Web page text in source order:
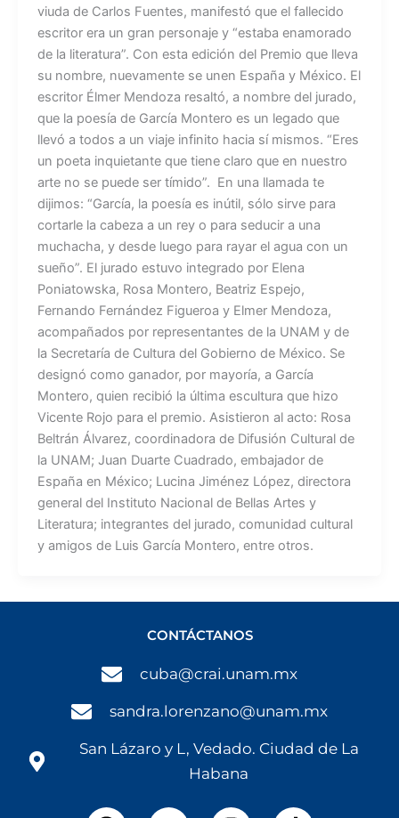
viuda de Carlos Fuentes, manifestó que el fallecido
escritor era un gran personaje y “estaba enamorado
de la literatura”. Con esta edición del Premio que lleva
su nombre, nuevamente se unen España y México. El
escritor Élmer Mendoza resaltó, a nombre del jurado,
que la poesía de García Montero es un legado que
llevó a todos a un viaje infinito hacia sí mismos. “Eres
un poeta inquietante que tiene claro que en nuestro
arte no se puede ser tímido”. En una llamada te
dijimos: “García, la poesía es inútil, sólo sirve para
cortarle la cabeza a un rey o para seducir a una
muchacha, y desde luego para rayar el agua con un
sueño”. El jurado estuvo integrado por Elena
Poniatowska, Rosa Montero, Beatriz Espejo,
Fernando Fernández Figueroa y Elmer Mendoza,
acompañados por representantes de la UNAM y de
la Secretaría de Cultura del Gobierno de México. Se
designó como ganador, por mayoría, a García
Montero, quien recibió la última escultura que hizo
Vicente Rojo para el premio. Asistieron al acto: Rosa
Beltrán Álvarez, coordinadora de Difusión Cultural de
la UNAM; Juan Duarte Cuadrado, embajador de
España en México; Lucina Jiménez López, directora
general del Instituto Nacional de Bellas Artes y
Literatura; integrantes del jurado, comunidad cultural
y amigos de Luis García Montero, entre otros.
CONTÁCTANOS
cuba@crai.unam.mx
sandra.lorenzano@unam.mx
San Lázaro y L, Vedado. Ciudad de La
Habana